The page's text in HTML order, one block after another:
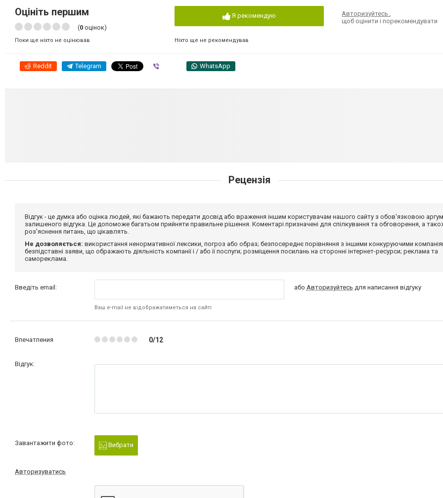
Оцініть першим
(0 оцінок)
Поки ще ніхто не оцінював
Я рекомендую
Ніхто ще не рекомендував
Авторизуйтесь
щоб оцінити і порекомендувати
Reddit Telegram WhatsApp
Рецензія
Відгук - це думка або оцінка людей, які бажають передати досвід або враження іншим користувачам нашого сайту з обов'язковою
залишеного відгука. Це допоможе багатьом прийняти правильне рішення. Коментарі призначені для спілкування та обговорення, а
роз'яснення питань, що цікавлять.
Не дозволяється: використання ненормативної лексики, погроз або образ; безпосереднє порівняння з іншими конкуруючими
безпідставні заяви, що ображають діяльність компанії і / або її послуги; розміщення посилань на сторонні інтернет-ресурси; реклама та
самореклама.
Введіть email:
Ваш e-mail не відображатиметься на сайті
або Авторизуйтесь для написання відгуку
Впечатления 0/12
Відгук:
Завантажити фото: Вибрати
Авторизуватись